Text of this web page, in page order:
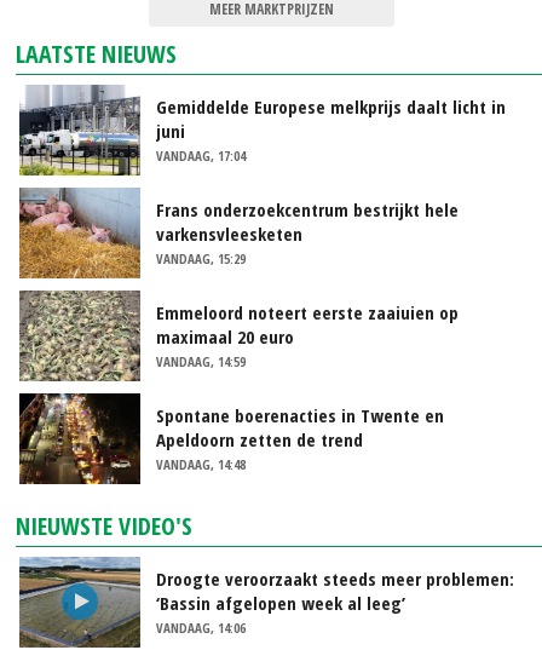
MEER MARKTPRIJZEN
LAATSTE NIEUWS
Gemiddelde Europese melkprijs daalt licht in
juni
VANDAAG, 17:04
Frans onderzoekcentrum bestrijkt hele
varkensvleesketen
VANDAAG, 15:29
Emmeloord noteert eerste zaaiuien op
maximaal 20 euro
VANDAAG, 14:59
Spontane boerenacties in Twente en
Apeldoorn zetten de trend
VANDAAG, 14:48
NIEUWSTE VIDEO'S
Droogte veroorzaakt steeds meer problemen:
‘Bassin afgelopen week al leeg’
VANDAAG, 14:06